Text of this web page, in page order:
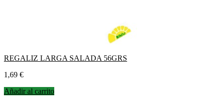
REGALIZ LARGA SALADA 56GRS
Precio
1,69 €
Añadir al carrito